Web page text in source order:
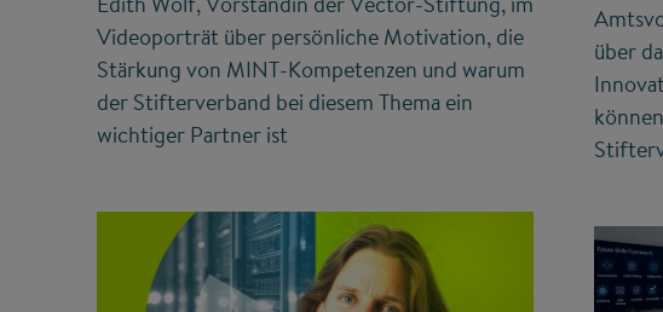
Videoporträt über persönliche Motivation, die
Stärkung von MINT-Kompetenzen und warum
der Stifterverband bei diesem Thema ein
wichtiger Partner ist
über